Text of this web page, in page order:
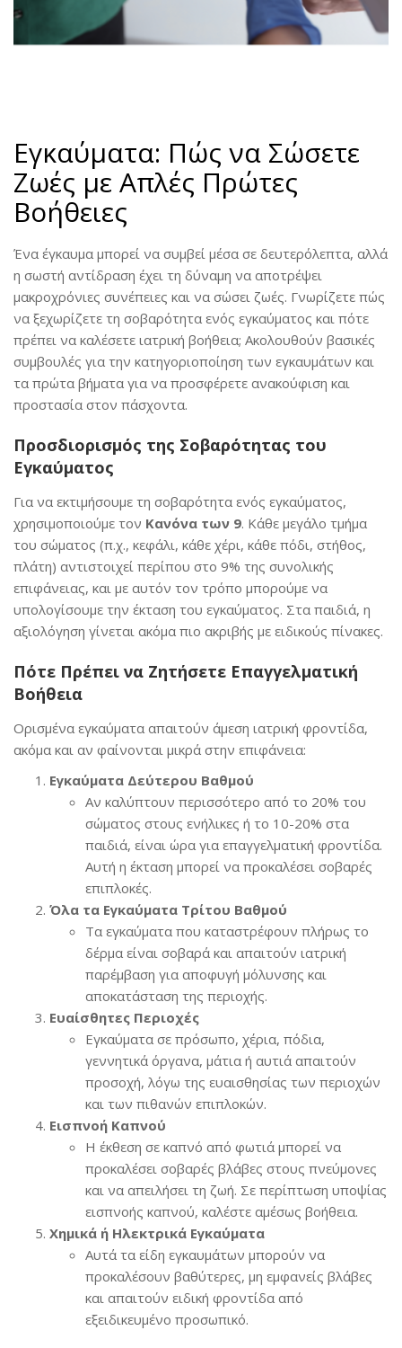
Εγκαύματα: Πώς να Σώσετε
Ζωές με Απλές Πρώτες
Βοήθειες
Ένα έγκαυμα μπορεί να συμβεί μέσα σε δευτερόλεπτα, αλλά
η σωστή αντίδραση έχει τη δύναμη να αποτρέψει
μακροχρόνιες συνέπειες και να σώσει ζωές. Γνωρίζετε πώς
να ξεχωρίζετε τη σοβαρότητα ενός εγκαύματος και πότε
πρέπει να καλέσετε ιατρική βοήθεια; Ακολουθούν βασικές
συμβουλές για την κατηγοριοποίηση των εγκαυμάτων και
τα πρώτα βήματα για να προσφέρετε ανακούφιση και
προστασία στον πάσχοντα.
Προσδιορισμός της Σοβαρότητας του
Εγκαύματος
Για να εκτιμήσουμε τη σοβαρότητα ενός εγκαύματος,
χρησιμοποιούμε τον Κανόνα των 9. Κάθε μεγάλο τμήμα
του σώματος (π.χ., κεφάλι, κάθε χέρι, κάθε πόδι, στήθος,
πλάτη) αντιστοιχεί περίπου στο 9% της συνολικής
επιφάνειας, και με αυτόν τον τρόπο μπορούμε να
υπολογίσουμε την έκταση του εγκαύματος. Στα παιδιά, η
αξιολόγηση γίνεται ακόμα πιο ακριβής με ειδικούς πίνακες.
Πότε Πρέπει να Ζητήσετε Επαγγελματική
Βοήθεια
Ορισμένα εγκαύματα απαιτούν άμεση ιατρική φροντίδα,
ακόμα και αν φαίνονται μικρά στην επιφάνεια:
Εγκαύματα Δεύτερου Βαθμού
Αν καλύπτουν περισσότερο από το 20% του
σώματος στους ενήλικες ή το 10-20% στα
παιδιά, είναι ώρα για επαγγελματική φροντίδα.
Αυτή η έκταση μπορεί να προκαλέσει σοβαρές
επιπλοκές.
Όλα τα Εγκαύματα Τρίτου Βαθμού
Τα εγκαύματα που καταστρέφουν πλήρως το
δέρμα είναι σοβαρά και απαιτούν ιατρική
παρέμβαση για αποφυγή μόλυνσης και
αποκατάσταση της περιοχής.
Ευαίσθητες Περιοχές
Εγκαύματα σε πρόσωπο, χέρια, πόδια,
γεννητικά όργανα, μάτια ή αυτιά απαιτούν
προσοχή, λόγω της ευαισθησίας των περιοχών
και των πιθανών επιπλοκών.
Εισπνοή Καπνού
Η έκθεση σε καπνό από φωτιά μπορεί να
προκαλέσει σοβαρές βλάβες στους πνεύμονες
και να απειλήσει τη ζωή. Σε περίπτωση υποψίας
εισπνοής καπνού, καλέστε αμέσως βοήθεια.
Χημικά ή Ηλεκτρικά Εγκαύματα
Αυτά τα είδη εγκαυμάτων μπορούν να
προκαλέσουν βαθύτερες, μη εμφανείς βλάβες
και απαιτούν ειδική φροντίδα από
εξειδικευμένο προσωπικό.